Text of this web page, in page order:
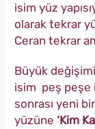
isim yüz
olarak tekrar
Ceran tekrar
Büyük
isim peş peşe
sonrası yeni
yüzüne ‘Kim